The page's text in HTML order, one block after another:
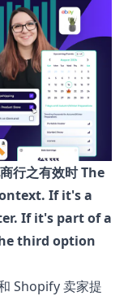
行之有效时 The
If it's a
If it's part of a
third option
Shopify 卖家提